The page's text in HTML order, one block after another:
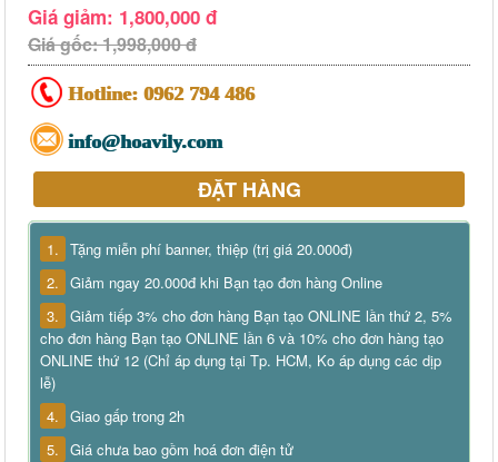
Giá giảm: 1,800,000 đ
Giá gốc: 1,998,000 đ
Hotline: 0962 794 486
info@hoavily.com
ĐẶT HÀNG
1. Tặng miễn phí banner, thiệp (trị giá 20.000đ)
2. Giảm ngay 20.000đ khi Bạn tạo đơn hàng Online
3. Giảm tiếp 3% cho đơn hàng Bạn tạo ONLINE lần thứ 2, 5%
cho đơn hàng Bạn tạo ONLINE lần 6 và 10% cho đơn hàng tạo
ONLINE thứ 12 (Chỉ áp dụng tại Tp. HCM, Ko áp dụng các dịp
lễ)
4. Giao gấp trong 2h
5. Giá chưa bao gồm hoá đơn điện tử